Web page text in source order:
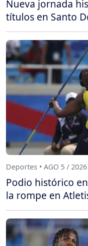
Nueva jornada
títulos en Santo
Deportes • AGO 5 / 2026
Podio histórico
la rompe en